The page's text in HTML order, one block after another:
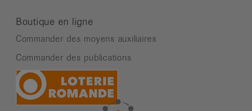
Boutique en ligne
Commander des moyens auxiliaires
Commander des publications